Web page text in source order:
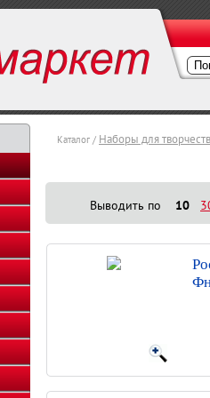
Каталог / Наборы для
Выводить по 10